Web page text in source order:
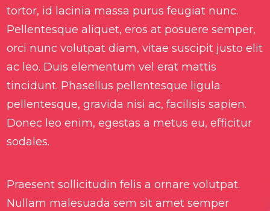
tortor, id lacinia massa purus feugiat nunc.
Pellentesque aliquet, eros at posuere semper,
orci nunc volutpat diam, vitae suscipit justo elit
ac leo. Duis elementum vel erat mattis
tincidunt. Phasellus pellentesque ligula
pellentesque, gravida nisi ac, facilisis sapien.
Donec leo enim, egestas a metus eu, efficitur
sodales.
Praesent sollicitudin felis a ornare volutpat.
Nullam malesuada sem sit amet semper